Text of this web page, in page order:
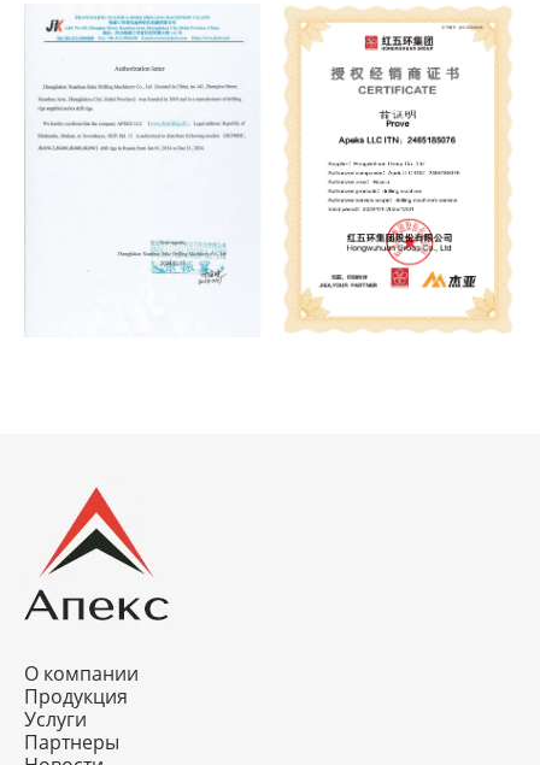
О компании
Продукция
Услуги
Партнеры